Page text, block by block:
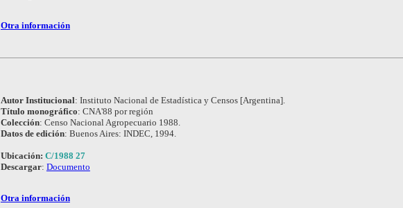
Otra información
Autor Institucional: Instituto Nacional de Estadística y Censos [Argentina].
Título monográfico: CNA'88 por región
Colección: Censo Nacional Agropecuario 1988.
Datos de edición: Buenos Aires: INDEC, 1994.
Ubicación: C/1988 27
Descargar: Documento
Otra información